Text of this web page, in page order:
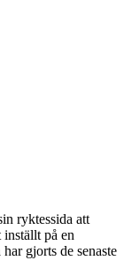
ryktessida att
på en
gjorts de senaste